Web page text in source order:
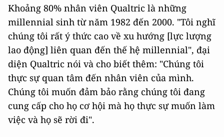
Khoảng 80% nhân viên Qualtric là những
millennial sinh từ năm 1982 đến 2000. "Tôi nghĩ
chúng tôi rất ý thức cao về xu hướng [lực lượng
lao động] liên quan đến thế hệ millennial", đại
diện Qualtric nói và cho biết thêm: "Chúng tôi
thực sự quan tâm đến nhân viên của mình.
Chúng tôi muốn đảm bảo rằng chúng tôi đang
cung cấp cho họ cơ hội mà họ thực sự muốn làm
việc và họ sẽ rời đi".